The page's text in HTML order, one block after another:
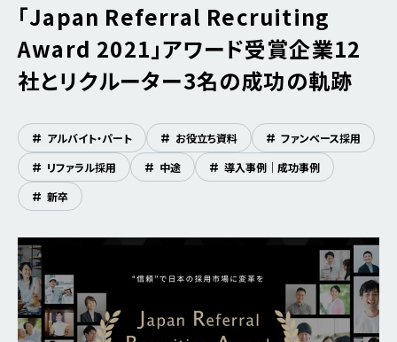
「Japan Referral Recruiting
Award 2021」アワード受賞企業12
社とリクルーター3名の成功の軌跡
# アルバイト・パート # お役立ち資料 # ファンベース採用
# リファラル採用 # 中途 # 導入事例｜成功事例
# 新卒